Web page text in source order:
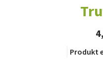
Produkt